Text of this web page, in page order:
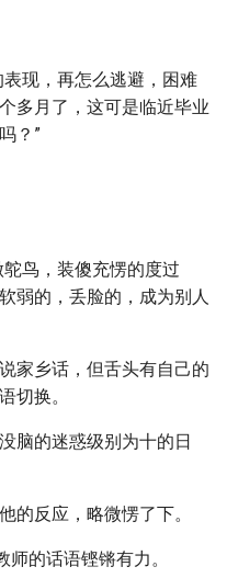
现，再怎么逃避，困难
多月了，这可是临近毕业
？”
鸟，装傻充愣的度过
弱的，丢脸的，成为别人
家乡话，但舌头有自己的
切换。
脑的迷惑级别为十的日
的反应，略微愣了下。
师的话语铿锵有力。